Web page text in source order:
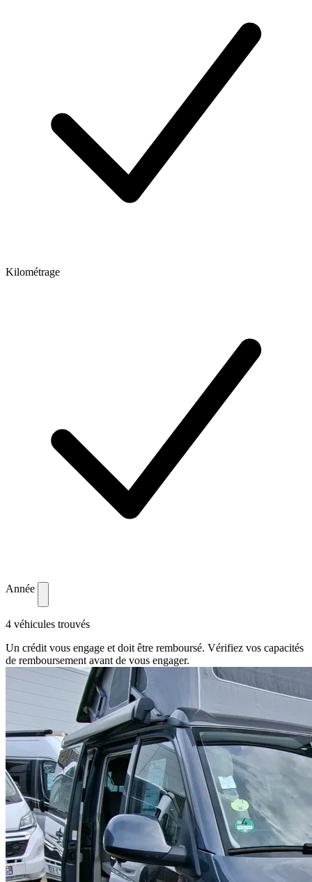
Kilométrage
Année
4 véhicules trouvés
Un crédit vous engage et doit être remboursé. Vérifiez vos capacités
de remboursement avant de vous engager.